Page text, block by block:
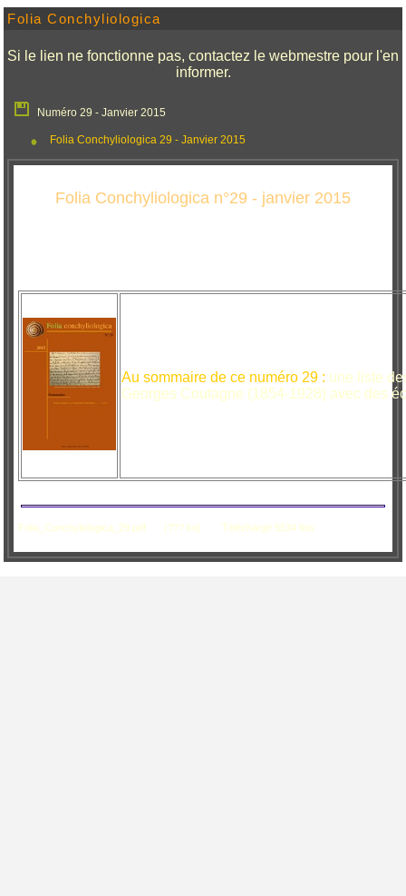
Folia Conchyliologica
Si le lien ne fonctionne pas, contactez le webmestre pour l'en
informer.
Numéro 29 - Janvier 2015
Folia Conchyliologica 29 - Janvier 2015
Folia Conchyliologica n°29 - janvier 2015
Au sommaire de ce numéro 29 : une liste
Georges Coutagne (1854-1928) avec des
Folia_Conchyliologica_29.pdf (??? ko) Téléchargé 5534 fois